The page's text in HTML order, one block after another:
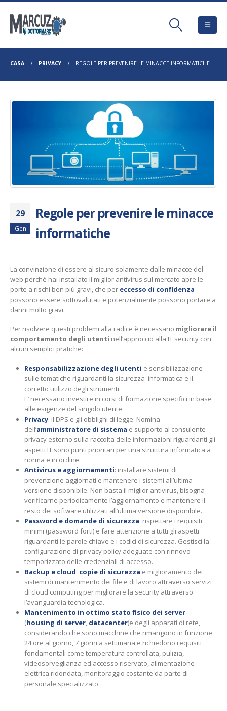
CASA PRIVACY REGOLE PER PREVENIRE LE MINACCE INFORMATICHE
29
Gen
Regole per prevenire le minacce
informatiche
La convinzione di essere al sicuro solamente dalle minacce del
web perché hai installato il miglior antivirus sul mercato apre le
porte a rischi ben più gravi, che per eccesso di confidenza
possono essere sottovalutati e potenzialmente possono portare a
danni molto gravi.
Per risolvere questi problemi alla radice è necessario migliorare il
comportamento degli utenti nell’approccio alla IT security con
alcuni semplici pratiche:
Responsabilizzazione degli utenti e sensibilizzazione
sulle tematiche riguardanti la sicurezza informatica e il
corretto utilizzo degli strumenti.
E’ necessario investire in corsi di formazione specifici in base
alle esigenze del singolo utente.
Privacy: il DPS e gli obblighi di legge. Nomina
dell’amministratore di sistema e supporto al consulente
privacy esterno sulla raccolta delle informazioni riguardanti gli
aspetti IT sono punti prioritari per una struttura informatica a
norma e in ordine.
Antivirus e aggiornamenti: installare sistemi di
prevenzione aggiornati e mantenere i sistemi all’ultima
versione disponibile. Non basta il miglior antivirus, bisogna
verificarne periodicamente l’aggiornamento e mantenere il
resto dei software utilizzati all’ultima versione disponibile.
Password e domande di sicurezza: rispettare i requisiti
minimi (password forti) e fare attenzione a tutti gli aspetti
riguardanti le parole chiave e i codici di sicurezza. Gestisci la
configurazione di privacy policy adeguate con rinnovo
temporizzato delle credenziali di accesso.
Backup e cloud: copie di sicurezza e miglioramento dei
sistemi di mantenimento dei file e di lavoro attraverso servizi
di cloud computing per migliorare la security attraverso
l’avanguardia tecnologica.
Mantenimento in ottimo stato fisico dei server
(housing di server, datacenter)e degli apparati di rete,
considerando che sono macchine che rimangono in funzione
24 ore al giorno, 7 giorni a settimana e richiedono requisiti
fondamentali come temperatura controllata, pulizia,
videosorveglianza ed accesso riservato, alimentazione
elettrica ridondata, monitoraggio costante da parte di
personale specializzato.